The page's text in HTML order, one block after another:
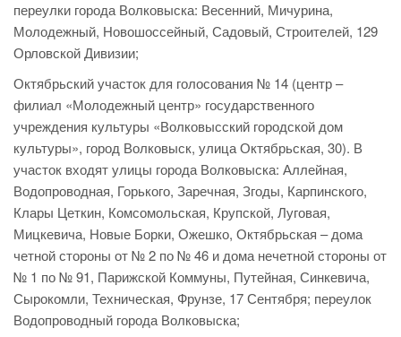
переулки города Волковыска: Весенний, Мичурина,
Молодежный, Новошоссейный, Садовый, Строителей, 129
Орловской Дивизии;
Октябрьский участок для голосования № 14 (центр –
филиал «Молодежный центр» государственного
учреждения культуры «Волковысский городской дом
культуры», город Волковыск, улица Октябрьская, 30). В
участок входят улицы города Волковыска: Аллейная,
Водопроводная, Горького, Заречная, Згоды, Карпинского,
Клары Цеткин, Комсомольская, Крупской, Луговая,
Мицкевича, Новые Борки, Ожешко, Октябрьская – дома
четной стороны от № 2 по № 46 и дома нечетной стороны от
№ 1 по № 91, Парижской Коммуны, Путейная, Синкевича,
Сырокомли, Техническая, Фрунзе, 17 Сентября; переулок
Водопроводный города Волковыска;